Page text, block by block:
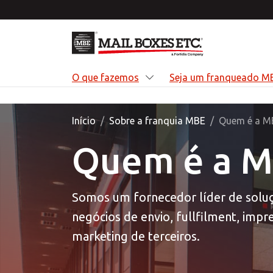
O que fazemos
O
Nós
mais
Seja um franqueado
Início Sobre a franquia MBE Quem é a
Quem é a
Somos um fornecedor líder de
negócios de envio, fullfilment,
marketing de terceiros.